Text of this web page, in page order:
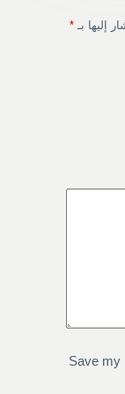
إليها بـ *
Save my